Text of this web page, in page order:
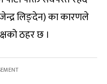
लिङ्देन) का कारणले
ठहर छ ।